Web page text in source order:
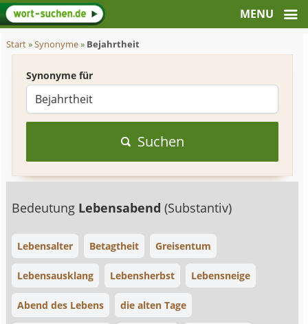
Start»Synonyme» Bejahrtheit
Synonyme für
Suchen
Bedeutung Lebensabend(Substantiv)
Lebensalter Betagtheit Greisentum
Lebensausklang Lebensherbst Lebensneige
Abend des Lebens die alten Tage